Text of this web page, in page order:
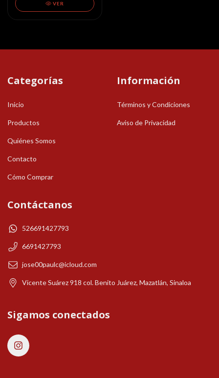
VER
Categorías
Inicio
Productos
Quiénes Somos
Contacto
Cómo Comprar
Información
Términos y Condiciones
Aviso de Privacidad
Contáctanos
526691427793
6691427793
jose00paulc@icloud.com
Vicente Suárez 918 col. Benito Juárez, Mazatlán, Sinaloa
Sigamos conectados